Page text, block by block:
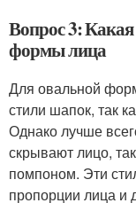
Вопрос 3:
формы лица
Для овальной
стили шапок, так
Однако лучше
скрывают лицо,
помпоном. Эти
пропорции лица и